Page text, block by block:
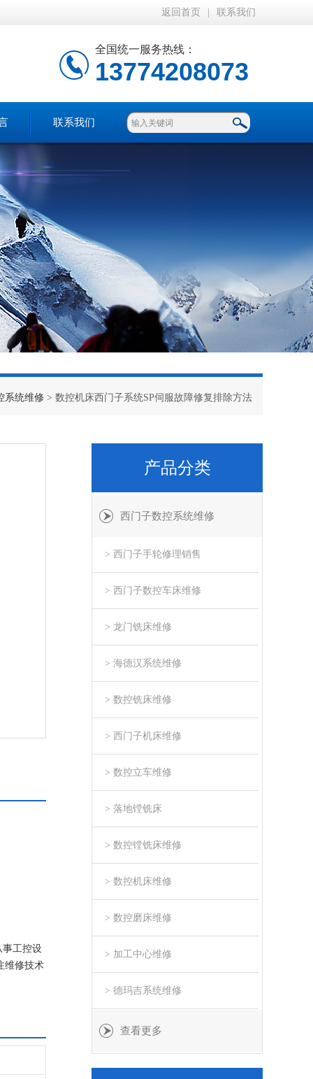
返回首页 联系我们
全国统一服务热线：
13774208073
联系我们
系统维修 > 数控机床西门子系统SP伺服故障修复排除方法
事工控设
维修技术
产品分类
西门子数控系统维修
> 西门子手轮修理销售
> 西门子数控车床维修
> 龙门铣床维修
> 海德汉系统维修
> 数控铣床维修
> 西门子机床维修
> 数控立车维修
> 落地镗铣床
> 数控镗铣床维修
> 数控机床维修
> 数控磨床维修
> 加工中心维修
> 德玛吉系统维修
查看更多